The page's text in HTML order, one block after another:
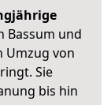
Bassum und
Umzug von
Sie
bis hin